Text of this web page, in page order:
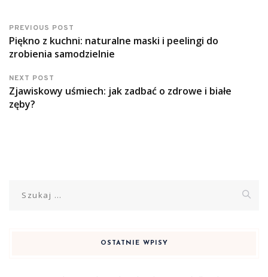
PREVIOUS POST
Piękno z kuchni: naturalne maski i peelingi do
zrobienia samodzielnie
NEXT POST
Zjawiskowy uśmiech: jak zadbać o zdrowe i białe
zęby?
OSTATNIE WPISY